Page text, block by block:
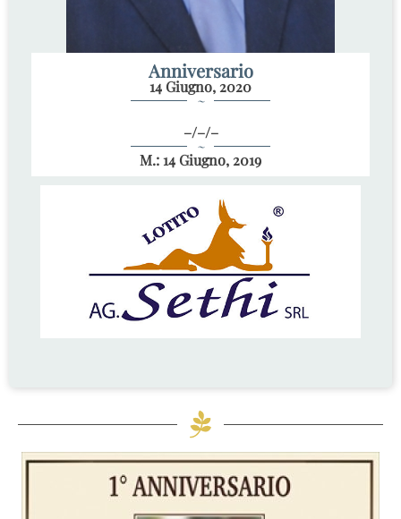
Anniversario
14 Giugno, 2020
~
–/–/–
~
M.: 14 Giugno, 2019